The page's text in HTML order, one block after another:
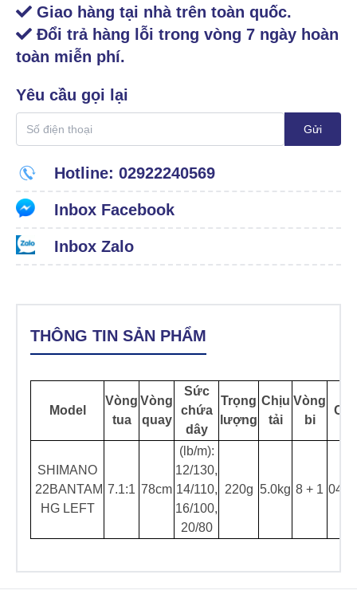
Giao hàng tại nhà trên toàn quốc.
Đổi trả hàng lỗi trong vòng 7 ngày hoàn
toàn miễn phí.
Yêu cầu gọi lại
Gửi
Hotline: 02922240569
Inbox Facebook
Inbox Zalo
THÔNG TIN SẢN PHẨM
Model
Vòng
tua
Vòng
quay
Sức
chứa
dây
Trọng
lượng
Chịu
tải
Vòng
bi
SHIMANO
22BANTAM
HG LEFT
7.1:1 78cm
(lb/m):
12/130,
14/110,
16/100,
20/80
220g 5.0kg 8 + 1